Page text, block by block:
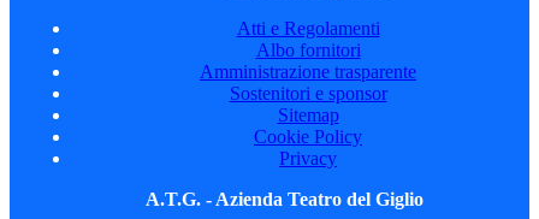
Atti e Regolamenti
Albo fornitori
Amministrazione trasparente
Sostenitori e sponsor
Sitemap
Cookie Policy
Privacy
A.T.G. - Azienda Teatro del Giglio